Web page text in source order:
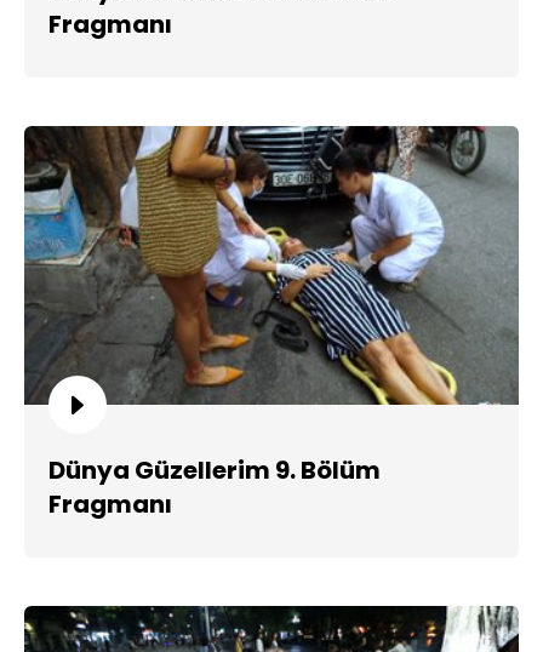
Fragmanı
Dünya Güzellerim 9. Bölüm
Fragmanı